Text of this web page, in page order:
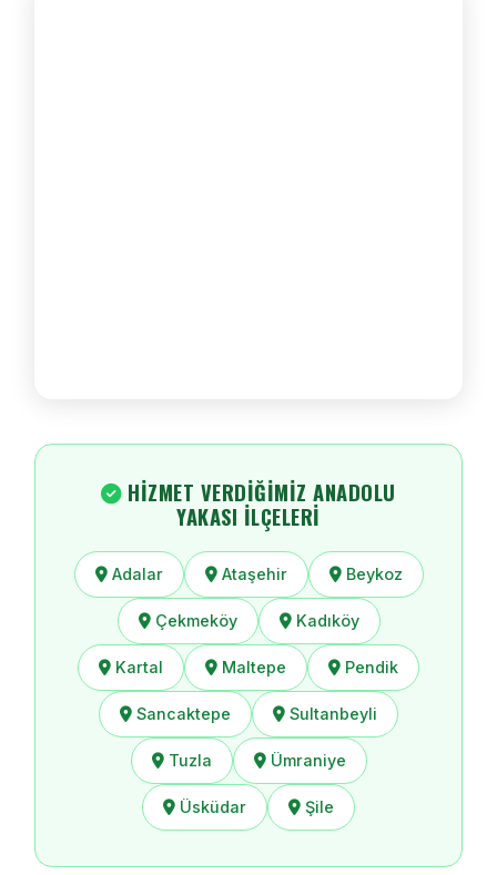
HIZMET VERDIĞIMIZ ANADOLU
YAKASI İLÇELERI
Adalar Ataşehir Beykoz
Çekmeköy Kadıköy
Kartal Maltepe Pendik
Sancaktepe Sultanbeyli
Tuzla Ümraniye
Üsküdar Şile